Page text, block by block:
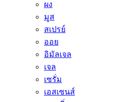
ผง
มูส
สเปรย์
ออย
อิมัลเจล
เจล
เซรั่ม
เอสเซนส์